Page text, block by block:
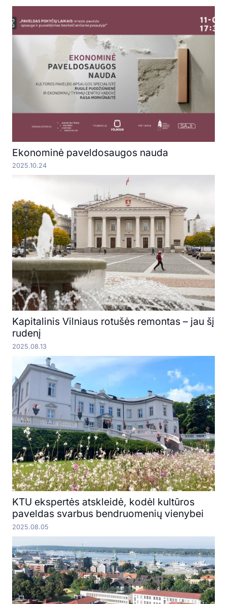
Ekonominė paveldosaugos nauda
2025.10.24
Kapitalinis Vilniaus rotušės remontas – jau šį
rudenį
2025.08.13
KTU ekspertės atskleidė, kodėl kultūros
paveldas svarbus bendruomenių vienybei
2025.08.05